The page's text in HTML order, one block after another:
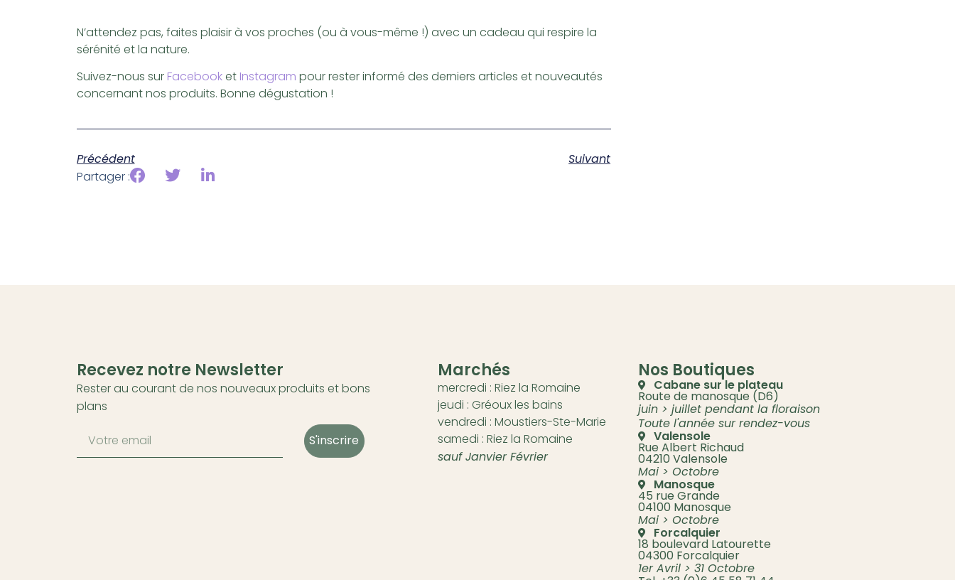
N’attendez pas, faites plaisir à vos proches (ou à vous-même !) avec un cadeau qui respire la
sérénité et la nature.
Suivez-nous sur Facebooket Instagram pour rester informé des derniers articles et nouveautés
concernant nos produits. Bonne dégustation !
Précédent
Suivant
Partager :
Recevez notre Newsletter
Rester au courant de nos nouveaux produits et bons
plans
S'inscrire
Marchés
mercredi : Riez la Romaine
jeudi : Gréoux les bains
vendredi : Moustiers-Ste-Marie
samedi : Riez la Romaine
sauf Janvier Février
Nos Boutiques
Cabane sur le plateau
Route de manosque (D6)
juin > juillet pendant la floraison
Toute l'année sur rendez-vous
Valensole
Rue Albert Richaud
04210 Valensole
Mai > Octobre
Manosque
45 rue Grande
04100 Manosque
Mai > Octobre
Forcalquier
18 boulevard Latourette
04300 Forcalquier
1er Avril > 31 Octobre